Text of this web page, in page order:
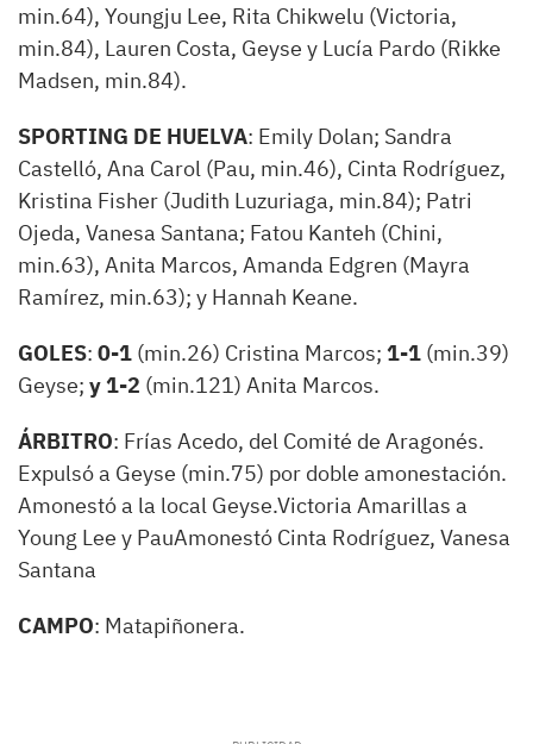
min.64), Youngju Lee, Rita Chikwelu (Victoria,
min.84), Lauren Costa, Geyse y Lucía Pardo (Rikke
Madsen, min.84).
SPORTING DE HUELVA: Emily Dolan; Sandra
Castelló, Ana Carol (Pau, min.46), Cinta Rodríguez,
Kristina Fisher (Judith Luzuriaga, min.84); Patri
Ojeda, Vanesa Santana; Fatou Kanteh (Chini,
min.63), Anita Marcos, Amanda Edgren (Mayra
Ramírez, min.63); y Hannah Keane.
GOLES: 0-1 (min.26) Cristina Marcos; 1-1 (min.39)
Geyse; y 1-2 (min.121) Anita Marcos.
ÁRBITRO: Frías Acedo, del Comité de Aragonés.
Expulsó a Geyse (min.75) por doble amonestación.
Amonestó a la local Geyse.Victoria Amarillas a
Young Lee y PauAmonestó Cinta Rodríguez, Vanesa
Santana
CAMPO: Matapiñonera.